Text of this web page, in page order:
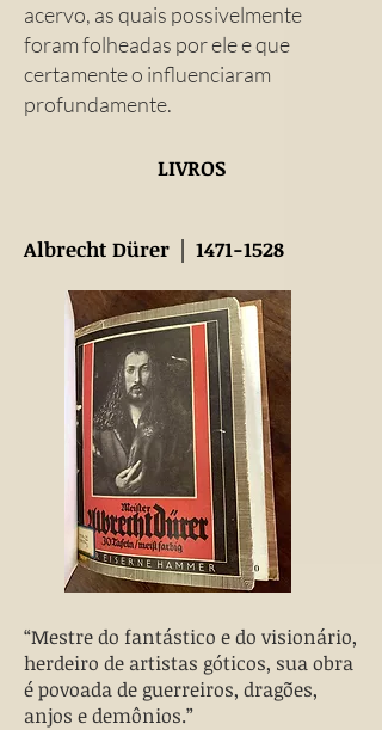
acervo, as quais possivelmente
foram folheadas por ele e que
certamente o influenciaram
profundamente.
LIVROS
“Mestre do fantástico e do visionário,
herdeiro de artistas góticos, sua obra
é povoada de guerreiros, dragões,
anjos e demônios.”
Albrecht Dürer │ 1471-1528